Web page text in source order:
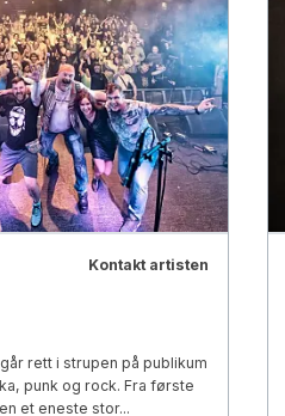
Kontakt artisten
rett i strupen på publikum
punk og rock. Fra første
et eneste stor...